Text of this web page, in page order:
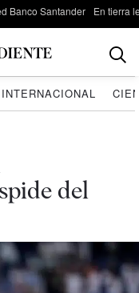
Banco Santander En tierra
INTERNACIONAL
del